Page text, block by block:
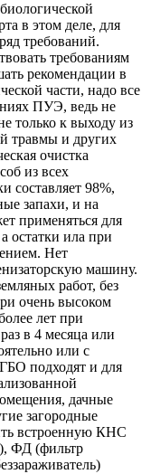
в этом деле, для
требований.
требованиям
рекомендации в
части, надо все
ПУЭ, ведь не
только к выходу из
травмы и других
очистка
из всех
составляет 98%,
запахи, и на
применяться для
остатки ила при
Нет
машину.
работ, без
очень высоком
лет при
в 4 месяца или
или с
подходят и для
дачные
загородные
встроенную КНС
ФД (фильтр